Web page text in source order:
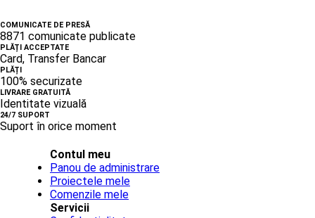
COMUNICATE DE PRESĂ
8871 comunicate publicate
PLĂȚI ACCEPTATE
Card, Transfer Bancar
PLĂȚI
100% securizate
LIVRARE GRATUITĂ
Identitate vizuală
24/7 SUPORT
Suport în orice moment
Contul meu
Panou de administrare
Proiectele mele
Comenzile mele
Servicii